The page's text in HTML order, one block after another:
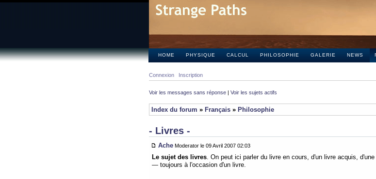
HOME PHYSIQUE CALCUL PHILOSOPHIE GALERIE NEWS
Connexion Inscription
Voir les messages sans réponse | Voir les sujets actifs
Index du forum » Français » Philosophie
- Livres -
Ache Moderator le 09 Avril 2007 02:03
Le sujet des livres. On peut ici parler du livre en cours, d'un livre acquis,
— toujours à l'occasion d'un livre.